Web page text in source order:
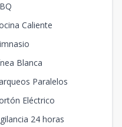
Caliente
Blanca
Paralelos
Eléctrico
24 horas